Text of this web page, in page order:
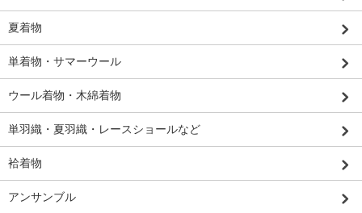
夏着物
単着物・サマーウール
ウール着物・木綿着物
単羽織・夏羽織・レースショールなど
袷着物
アンサンブル